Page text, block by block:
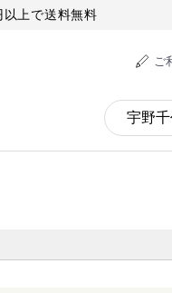
上で送料無料
ご